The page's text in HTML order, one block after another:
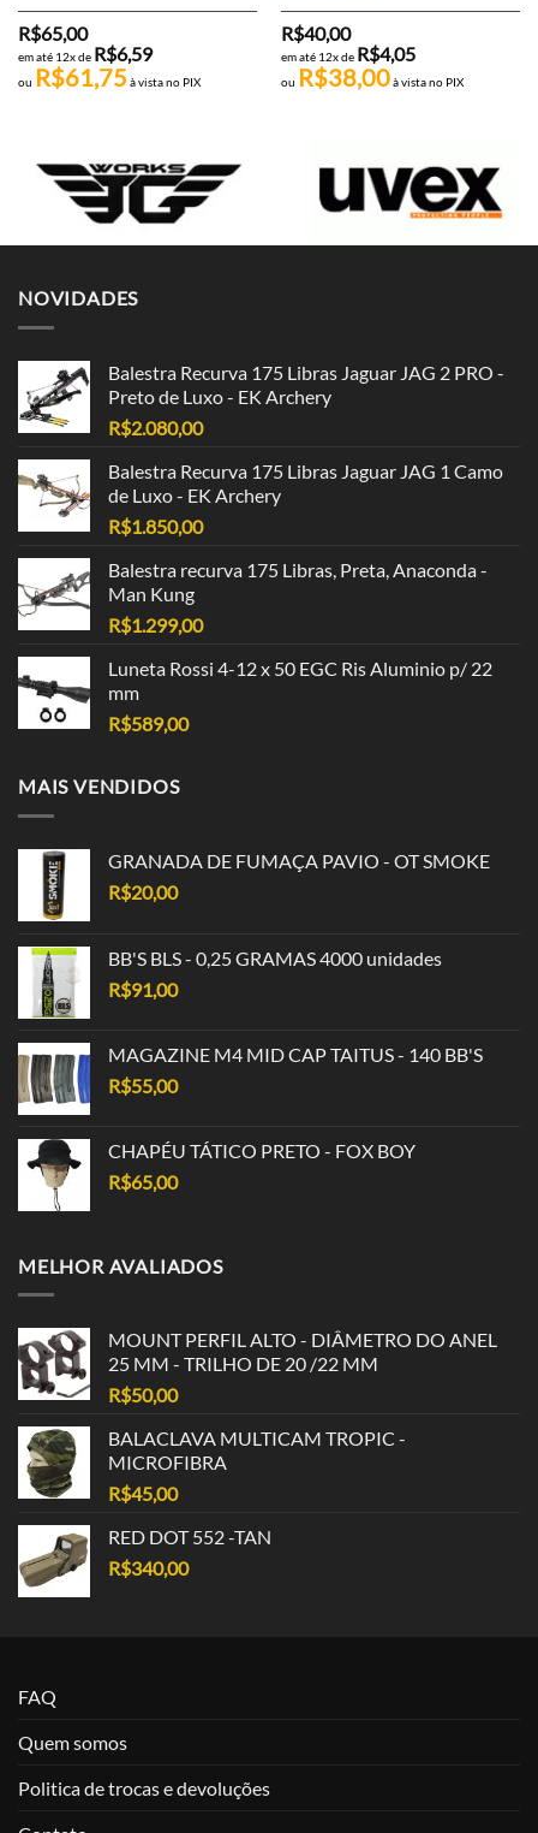
R$65,00
em até 12x de R$6,59
ou R$61,75 à vista no PIX
R$40,00
em até 12x de R$4,05
ou R$38,00à vista no PIX
NOVIDADES
Balestra Recurva 175 Libras Jaguar JAG 2 PRO -
Preto de Luxo - EK Archery
R$2.080,00
Balestra Recurva 175 Libras Jaguar JAG 1 Camo
de Luxo - EK Archery
R$1.850,00
Balestra recurva 175 Libras, Preta, Anaconda -
Man Kung
R$1.299,00
Luneta Rossi 4-12 x 50 EGC Ris Aluminio p/ 22
mm
R$589,00
MAIS VENDIDOS
GRANADA DE FUMAÇA PAVIO - OT SMOKE
R$20,00
BB'S BLS - 0,25 GRAMAS 4000 unidades
R$91,00
MAGAZINE M4 MID CAP TAITUS - 140 BB'S
R$55,00
CHAPÉU TÁTICO PRETO - FOX BOY
R$65,00
MELHOR AVALIADOS
MOUNT PERFIL ALTO - DIÂMETRO DO ANEL
25 MM - TRILHO DE 20 /22 MM
R$50,00
BALACLAVA MULTICAM TROPIC -
MICROFIBRA
R$45,00
RED DOT 552 -TAN
R$340,00
FAQ
Quem somos
Politica de trocas e devoluções